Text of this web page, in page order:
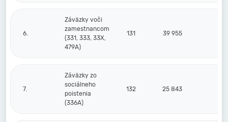
6.
Záväzky voči
zamestnancom
(331, 333, 33X,
479A)
131 39 955
7.
Záväzky zo
sociálneho
poistenia
(336A)
132 25 843